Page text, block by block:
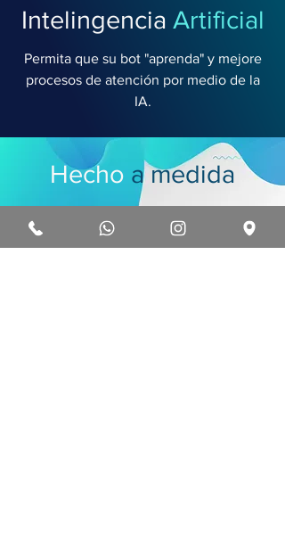
Intelingencia Artificial
Permita que su bot "aprenda" y mejore
procesos de atención por medio de la
IA.
Hecho a medida
procesos de atención.
Conectamos con